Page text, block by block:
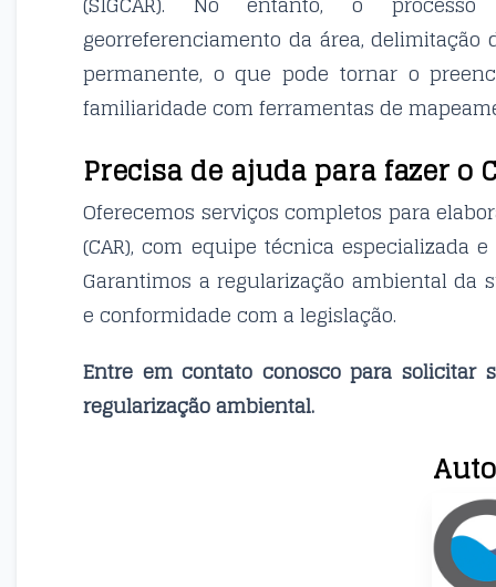
georreferenciamento da área, delimitação
permanente, o que pode tornar o
familiaridade com ferramentas de
Precisa de ajuda para fazer o
Oferecemos serviços completos para
(CAR), com equipe técnica especializada
Garantimos a regularização ambiental da
e conformidade com a legislação.
Entre em contato conosco para solicitar
regularização ambiental.